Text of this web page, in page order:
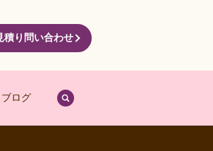
積り問い合わせ
ブログ